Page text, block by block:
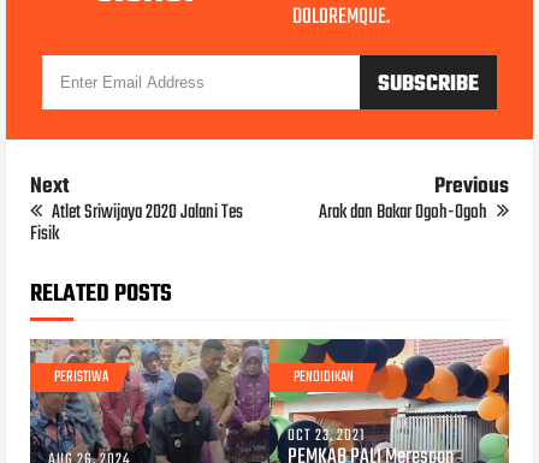
DOLOREMQUE.
Next
Atlet Sriwijaya 2020 Jalani Tes
Fisik
Previous
Arak dan Bakar Ogoh-Ogoh
RELATED POSTS
PERISTIWA PENDIDIKAN
OCT 23, 2021